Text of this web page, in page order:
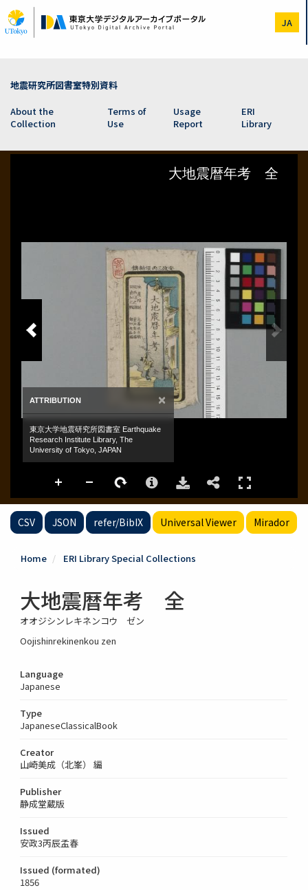
to
main
JA
地震研究所図書室特別資料
About the
Collection
Terms of
Use
Usage
Report
ERI
Library
CSV JSON refer/BibIX Universal Viewer Mirador
Home ERI Library Special Collections
大地震暦年考 全
オオジシンレキネンコウ ゼン
Oojishinrekinenkou zen
Language
Japanese
Type
JapaneseClassicalBook
Creator
山崎美成（北峯） 編
Publisher
静成堂蔵版
Issued
安政3丙辰孟春
Issued (formated)
1856